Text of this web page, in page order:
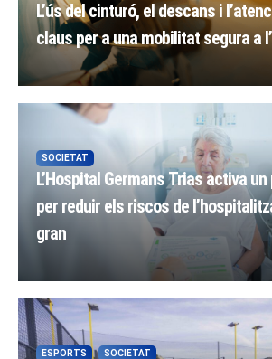
L’ús del cinturó, el descans i
claus per a una mobilitat segura a
SOCIETAT
L’Hospital Germans Trias activa
per reduir els riscos de
gran
ESPORTS SOCIETAT